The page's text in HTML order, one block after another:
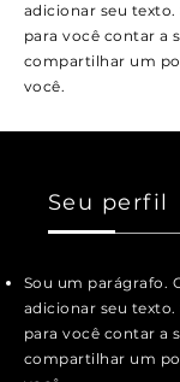
adicionar seu
para você contar a
compartilhar um
você.
Seu perfil
Sou um parágrafo.
adicionar seu
para você contar a
compartilhar um